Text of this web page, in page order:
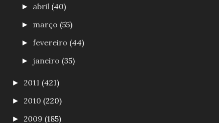
► abril (40)
► março (55)
►fevereiro (44)
► janeiro (35)
► 2011 (421)
► 2010 (220)
► 2009 (185)